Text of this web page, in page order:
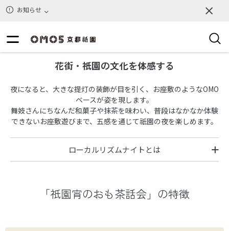
お知らせ
花街・祇園の文化を体感する
夜になると、大きな提灯の装飾が目を引く、お座敷のようなOMO
ベースが姿を現します。
舞妓さんにちなんだ和菓子や抹茶を味わい、普段はなかなか体験
できないお座敷遊びまで、五感を通じて祇園の夜を楽しめます。
ローカルリズムナイトとは
「祇園宵のおも茶話会」の特徴